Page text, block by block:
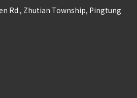
Rd., Zhutian Township, Pingtung